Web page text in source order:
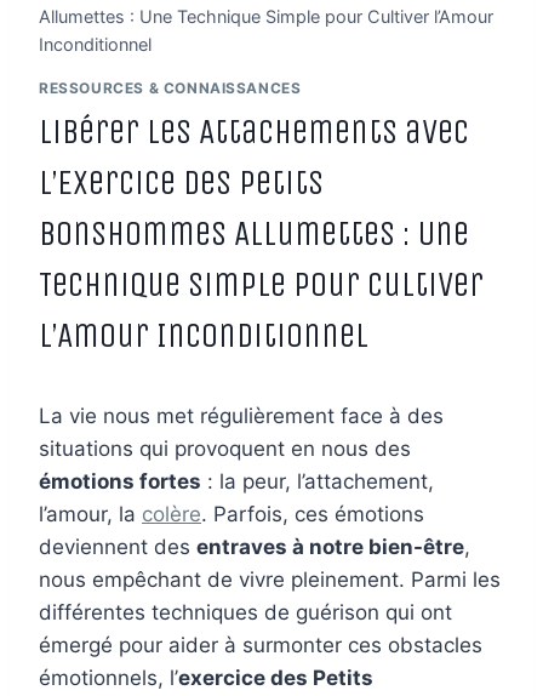
Allumettes : Une Technique Simple pour Cultiver l’Amour
Inconditionnel
RESSOURCES & CONNAISSANCES
Libérer les Attachements avec
l’Exercice des Petits
Bonshommes Allumettes : Une
Technique Simple pour Cultiver
l’Amour Inconditionnel
La vie nous met régulièrement face à des
situations qui provoquent en nous des
émotions fortes : la peur, l’attachement,
l’amour, la colère. Parfois, ces émotions
deviennent des entraves à notre bien-être,
nous empêchant de vivre pleinement. Parmi les
différentes techniques de guérison qui ont
émergé pour aider à surmonter ces obstacles
émotionnels, l’exercice des Petits